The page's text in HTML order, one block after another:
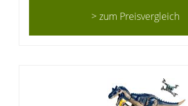
> zum Preisvergleich